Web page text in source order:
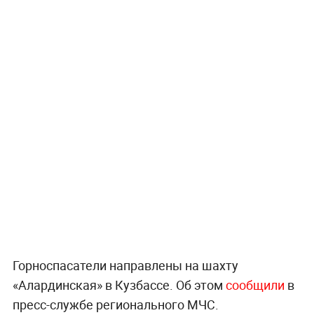
Горноспасатели направлены на шахту
«Алардинская» в Кузбассе. Об этом сообщили в
пресс-службе регионального МЧС.